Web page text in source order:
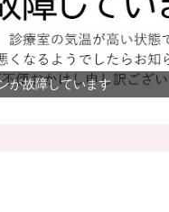
が故障しています